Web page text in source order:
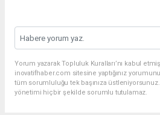
Yorum yazarak Topluluk Kuralları’nı kabul
inovatifhaber.com sitesine yaptığınız
tüm sorumluluğu tek başınıza
yönetimi hiçbir şekilde sorumlu tutulamaz.